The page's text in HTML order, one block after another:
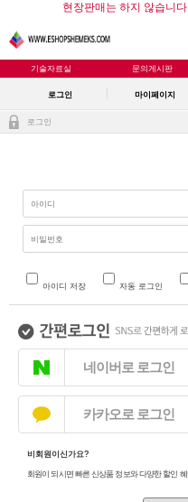
현장판매는 하지 않습니
기술자료실 문의게시판
로그인 마이페이지
로그인
아이디 저장 자동 로그인
네이버로 로그인
카카오로 로그인
비회원이신가요?
회원이 되시면 빠른 신상품 정보와 다양한 할인